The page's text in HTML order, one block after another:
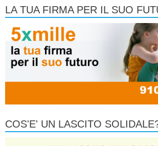
LA TUA FIRMA PER IL SUO
COS'E' UN LASCITO